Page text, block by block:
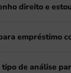
direito e
empréstimo
de análise